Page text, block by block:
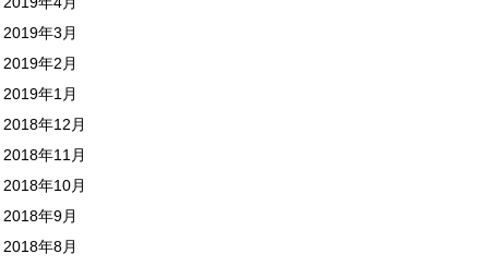
2019年3月
2019年2月
2019年1月
2018年12月
2018年11月
2018年10月
2018年9月
2018年8月